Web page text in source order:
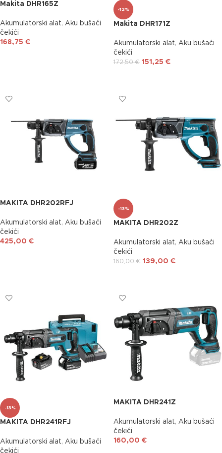
Makita DHR165Z
Akumulatorski alat, Aku bušaći
čekići
168,75 €
-12%
Makita DHR171Z
Akumulatorski alat, Aku bušaći
čekići
172,50€ 151,25 €
MAKITA DHR202RFJ
Akumulatorski alat, Aku bušaći
čekići
425,00 €
-13%
MAKITA DHR202Z
Akumulatorski alat, Aku bušaći
čekići
160,00€ 139,00 €
-13%
MAKITA DHR241RFJ
Akumulatorski alat, Aku bušaći
čekići
MAKITA DHR241Z
Akumulatorski alat, Aku bušaći
čekići
160,00 €